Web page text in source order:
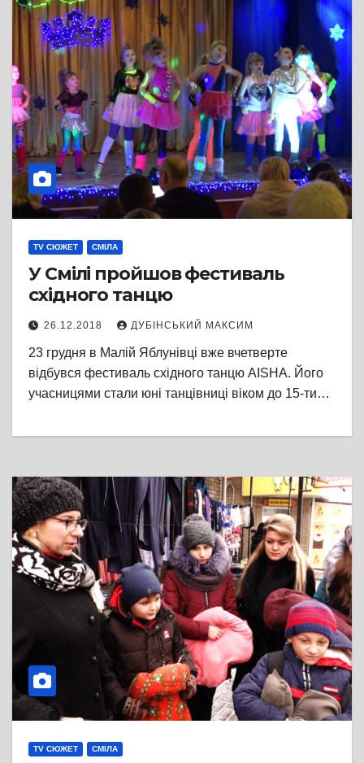
TV СЮЖЕТ СМІЛА
У Смілі пройшов фестиваль
східного танцю
26.12.2018 ДУБІНСЬКИЙ МАКСИМ
23 грудня в Малій Яблунівці вже вчетверте
відбувся фестиваль східного танцю AISHA. Його
учасницями стали юні танцівниці віком до 15-ти…
TV СЮЖЕТ СМІЛА